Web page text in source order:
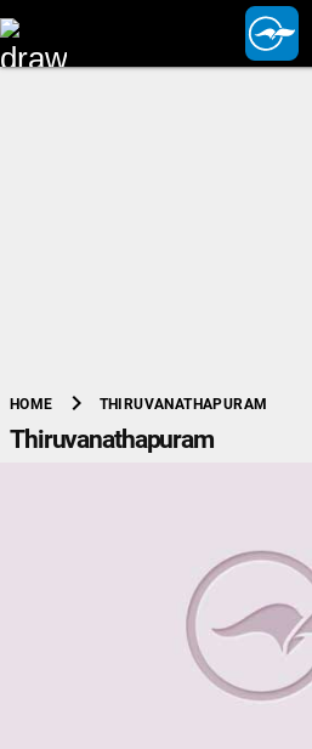
HOME chevron_right THIRUVANATHAPURAM
Thiruvanathapuram